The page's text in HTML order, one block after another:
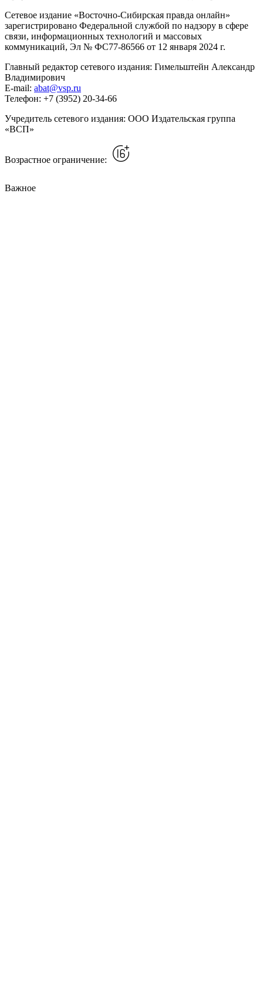
Сетевое издание «Восточно-Сибирская правда онлайн»
зарегистрировано Федеральной службой по надзору в сфере
связи, информационных технологий и массовых
коммуникаций, Эл № ФС77-86566 от 12 января 2024 г.
Главный редактор сетевого издания: Гимельштейн Александр
Владимирович
E-mail: abat@vsp.ru
Телефон: +7 (3952) 20-34-66
Учредитель сетевого издания: ООО Издательская группа
«ВСП»
Возрастное ограничение:
Важное